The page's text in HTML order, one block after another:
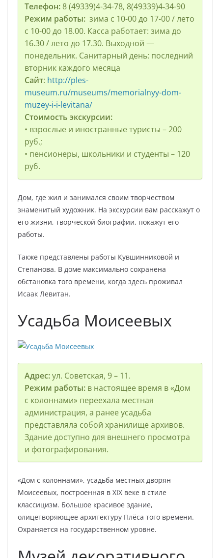
Телефон:8 (49339)4-34-78, 8(49339)4‑34-90
Режим работы: зима с 10-00 до 17-00 / лето
с 10-00 до 18.00. Касса работает: зима до
16.30 / лето до 17.30. Выходной —
понедельник. Санитарный день: последний
вторник каждого месяца
Сайт: http://ples-
museum.ru/museums/memorialnyy-dom-
muzey-i-i-levitana/
Стоимость экскурсии:
• взрослые и иностранные туристы – 200
руб.;
• пенсионеры, школьники и студенты – 120
руб.
Дом, где жил и занимался своим творчеством
знаменитый художник. На экскурсии вам расскажут о
его жизни, творческой биографии, покажут его
работы.
Также представлены работы Кувшинниковой и
Степанова. В доме максимально сохранена
обстановка того времени, когда здесь проживал
Исаак Левитан.
Усадьба Моисеевых
Адрес:ул. Советская, 9 – 11.
Режим работы:в настоящее время в «Дом
с колоннами» переехала местная
администрация, а ранее усадьба
представляла собой хранилище архивов.
Здание доступно для внешнего просмотра
и фотографирования.
«Дом с колоннами», усадьба местных дворян
Моисеевых, построенная в XIX веке в стиле
классицизм. Большое красивое здание,
олицетворяющее архитектуру Плёса того времени.
Охраняется на государственном уровне.